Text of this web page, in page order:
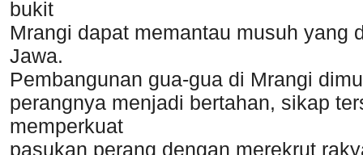
bukit
Mrangi dapat memantau musuh yang
Jawa.
Pembangunan gua-gua di Mrangi
perangnya menjadi bertahan, sikap
memperkuat
pasukan perang dengan merekrut